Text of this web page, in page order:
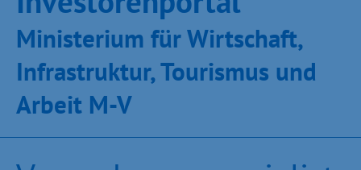
Ministeri­um für Wirt­schaft,
Infra­struk­tur, Tou­ris­mus und
Ar­beit M-V